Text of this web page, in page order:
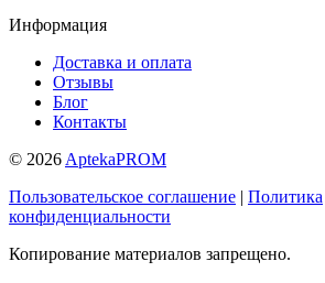
Информация
Доставка и оплата
Отзывы
Блог
Контакты
© 2026 AptekaPROM
Пользовательское соглашение | Политика
конфиденциальности
Копирование материалов запрещено.